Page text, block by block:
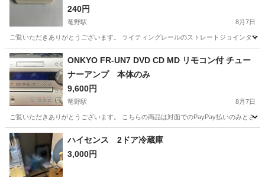
240円
竜野駅 8月7日
ご覧いただきありがとうございます。 ライティングレールのストレートジョインタ
兵庫 たつの市 ONKYO FR-UN7 DVD CD MD リモコン付 チュー
ナーアンプ 本体のみ
9,600円
竜野駅 8月7日
ご覧いただきありがとうございます。 こちらの商品は対面でのPayPay払いのみとさ
兵庫 たつの市 竜野駅 オーディオ
ハイセンス 2ドア冷蔵庫
3,000円